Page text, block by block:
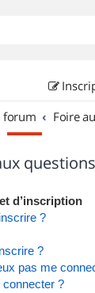
forum
questions
d’inscription
?
?
pas me
connecter ?